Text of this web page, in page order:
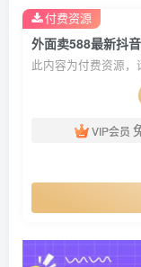
此内容为付费资源，
VIP会员
付费资源